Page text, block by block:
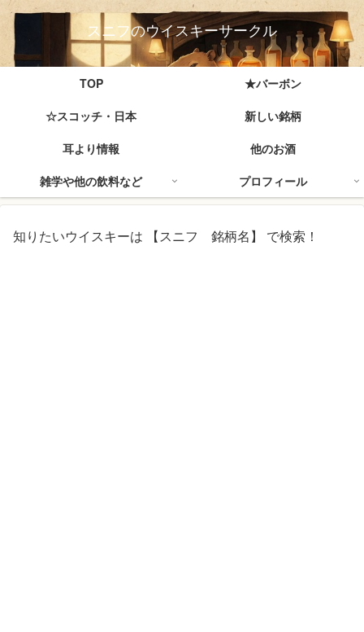
スニフのウイスキーサークル
TOP
★バーボン
☆スコッチ・日本
新しい銘柄
耳より情報
他のお酒
雑学や他の飲料など
プロフィール
知りたいウイスキーは 【スニフ 銘柄名】 で検索！